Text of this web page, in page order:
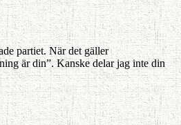
partiet. När det gäller
är din”. Kanske delar jag inte din